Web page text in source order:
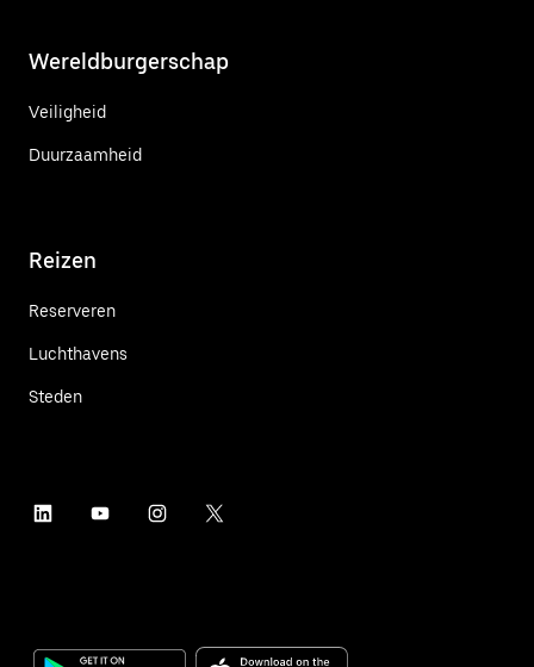
Wereldburgerschap
Veiligheid
Duurzaamheid
Reizen
Reserveren
Luchthavens
Steden